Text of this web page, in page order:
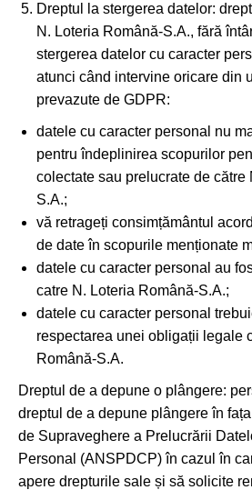
Dreptul la stergerea datelor:
N. Loteria Română-S.A., fără
stergerea datelor cu caracter
atunci când intervine oricare din
prevazute de GDPR:
datele cu caracter personal nu
pentru îndeplinirea scopurilor
colectate sau prelucrate de către
S.A.;
vă retrageți consimțământul
de date în scopurile menționate
datele cu caracter personal au
catre N. Loteria Română-S.A.;
datele cu caracter personal
respectarea unei obligații legale
Română-S.A.
Dreptul de a depune o plângere:
dreptul de a depune plângere în
de Supraveghere a Prelucrării
Personal (ANSPDCP) în cazul în
apere drepturile sale și să solicite